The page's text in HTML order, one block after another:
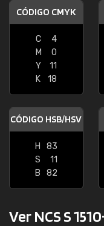
CÓDIGO CMYK
C
4
M
0
Y
11
K
18
CÓDIGO HSB/HSV
H
83
S
11
B
82
Ver NCS S